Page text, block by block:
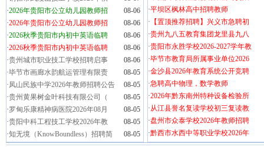
·2026年贵阳市公立幼儿园教师招
08-06
·2026年贵阳市公立幼儿园教师招
08-06
·2026秋季贵阳市内初中英语临聘
08-06
·2026秋季贵阳市内初中英语临聘
08-06
·贵州城市职业技工学校招聘启事
08-06
·毕节市画廊水韵航运管理有限责
08-05
·凤山民族中学2026年教师招聘公告
08-05
·贵州黄果树金叶科技有限公司（
08-05
·罗甸乐康精神病医院2026年08月
08-05
·贵阳中科工程技工学校2026年教
08-05
·知无境（KnowBoundless）招聘简 08-05
·平坝区枫林高中招聘教师
· 【置顶推荐招聘】兴义市急聘初
·贵州九八五教育集团龙里县九八
·贵阳市永胜学校2026-2027学年教
·毕节市教育局所属事业单位2026
·金沙县2026年教育系统公开竞聘
·急聘高中物理，数学教师
·2026年黔东南州特种设备检验所
·从江县誉名复读学校初三复读教
·盘州市众泰学校2026年教师招聘
·黔西市水西中等职业学校2026年